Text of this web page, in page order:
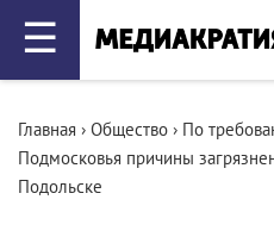
☰
Главная › Общество › По
Подмосковья причины
Подольске